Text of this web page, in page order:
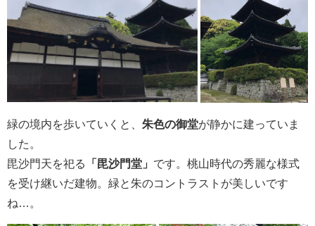
緑の境内を歩いていくと、 朱色の御堂が静かに建っていま
した。
毘沙門天を祀る
「毘沙門堂」 です。桃山時代の秀麗な様式
を受け継いだ建物。緑と朱のコントラストが美しいです
ね…。